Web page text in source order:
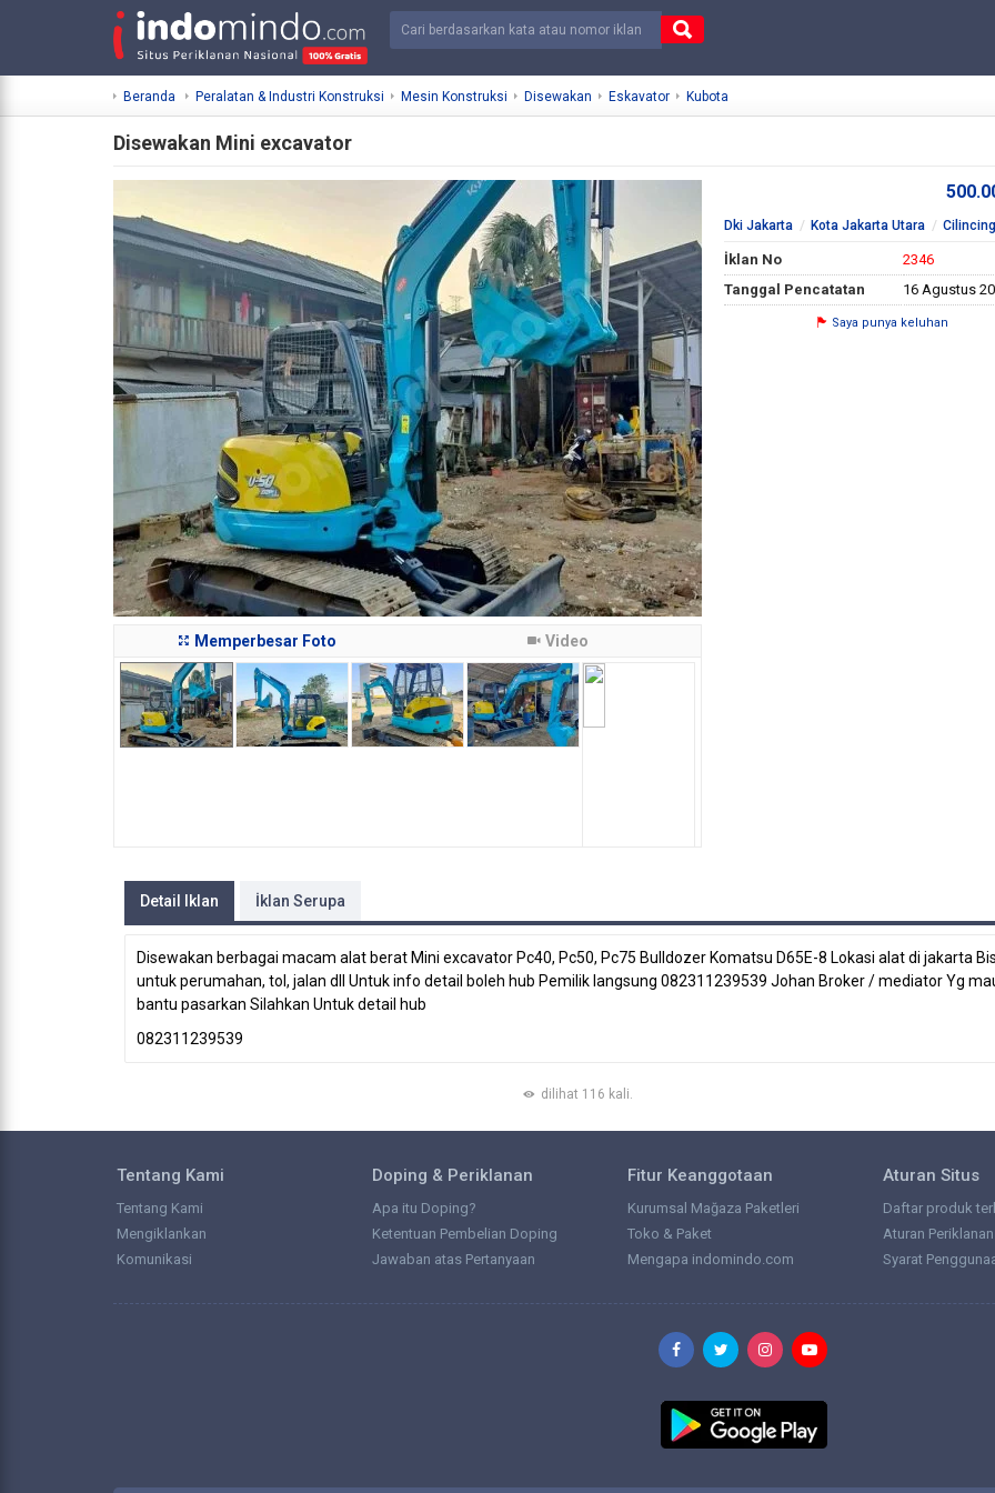
Beranda Peralatan & Industri Konstruksi Mesin Konstruksi Disewakan Eskavator Kubota
Disewakan Mini excavator
Memperbesar Foto Video
Dki Jakarta Kota Jakarta Utara
İklan No
2346
Tanggal Pencatatan
16 Agustus
Saya punya keluhan
Detail Iklan İklan Serupa
Disewakan berbagai macam alat berat Mini excavator Pc40, Pc50, Pc75 Bulldozer Komatsu D65E-8 Lokasi alat di jakarta
untuk perumahan, tol, jalan dll Untuk info detail boleh hub Pemilik langsung 082311239539 Johan Broker / mediator Yg
bantu pasarkan Silahkan Untuk detail hub
082311239539
dilihat 116 kali.
Tentang Kami
Tentang Kami
Mengiklankan
Komunikasi
Doping & Periklanan
Apa itu Doping?
Ketentuan Pembelian Doping
Jawaban atas Pertanyaan
Fitur Keanggotaan
Kurumsal Mağaza Paketleri
Toko & Paket
Mengapa indomindo.com
Aturan Situs
Daftar produk
Aturan Periklanan
Syarat